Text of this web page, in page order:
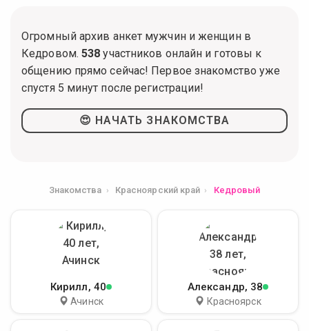
Огромный архив анкет мужчин и женщин в
Кедровом. 538 участников онлайн и готовы к
общению прямо сейчас! Первое знакомство уже
спустя 5 минут после регистрации!
😍 НАЧАТЬ ЗНАКОМСТВА
Знакомства Красноярский край Кедровый
Кирилл, 40
Ачинск
Александр, 38
Красноярск